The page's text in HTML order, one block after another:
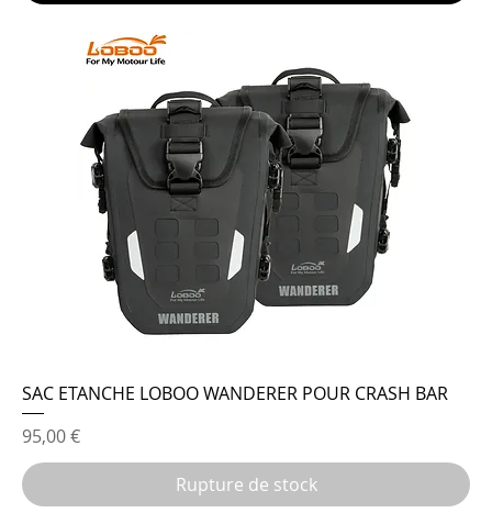
SAC ETANCHE LOBOO WANDERER POUR CRASH BAR
Prix
95,00 €
Rupture de stock